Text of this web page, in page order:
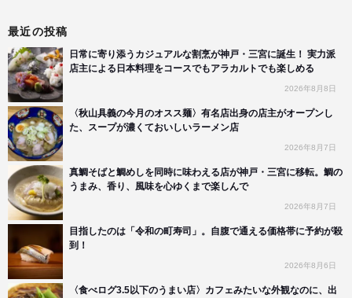
最近の投稿
日常に寄り添うカジュアルな割烹が神戸・三宮に誕生！ 実力派
店主による日本料理をコースでもアラカルトでも楽しめる
2026年8月8日
〈秋山具義の今月のオスス麺〉有名店出身の店主がオープンし
た、スープが濃くておいしいラーメン店
2026年8月7日
真鯛そばと鯛めしを同時に味わえる店が神戸・三宮に移転。鯛の
うまみ、香り、風味を心ゆくまで楽しんで
2026年8月7日
目指したのは「令和の町寿司」。自腹で通える価格帯に予約が殺
到！
2026年8月6日
〈食べログ3.5以下のうまい店〉カフェみたいな外観なのに、出